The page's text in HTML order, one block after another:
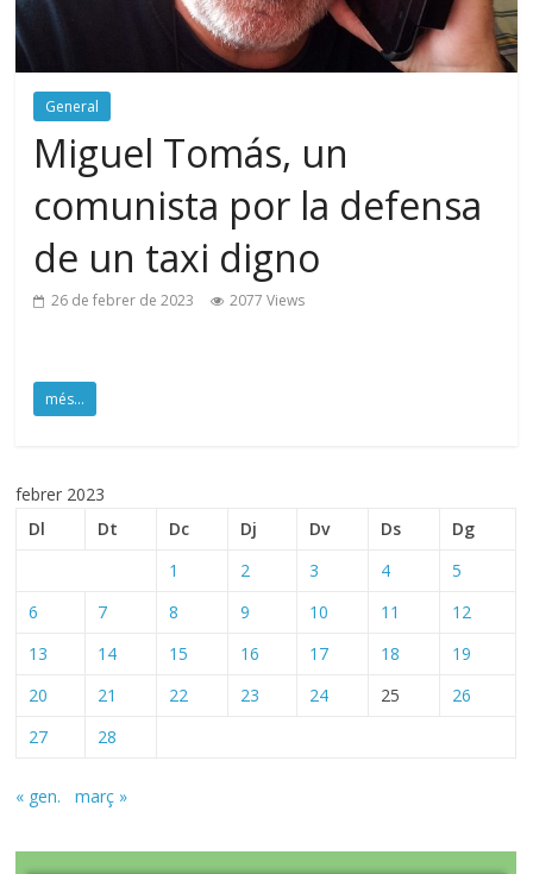
General
Miguel Tomás, un
comunista por la defensa
de un taxi digno
26 de febrer de 2023 2077 Views
més...
febrer 2023
Dl
Dt Dc Dj Dv Ds
Dg
1
2 3 4
5
6
7 8 9 10 11
12
13
14 15 16 17 18
19
20
21 22 23 24 25
26
27
28
« gen. març »